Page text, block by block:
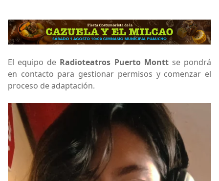
El equipo de Radioteatros Puerto Monttse pondrá
en contacto para gestionar permisos y comenzar el
proceso de adaptación.